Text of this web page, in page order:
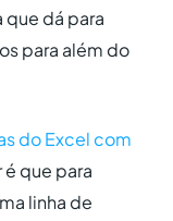
que dá para
para além do
do Excel com
é que para
linha de